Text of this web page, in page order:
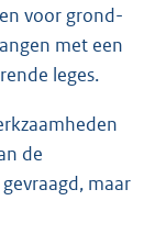
voor grond-
met een
leges.
de
maar